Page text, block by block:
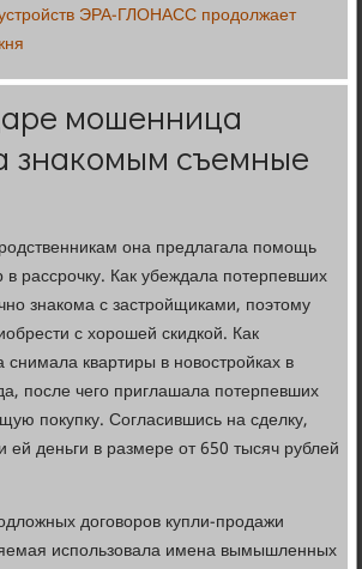
ЭРА-ГЛОНАСС продолжает
мошенница
знакомым съемные
она предлагала помощь
в рассрочку. Как убеждала потерпевших
знакома с застройщиками, поэтому
с хорошей скидкой. Как
квартиры в новостройках в
после чего приглашала потерпевших
покупку. Согласившись на сделку,
ей деньги в размере от 650 тысяч рублей
договоров купли-продажи
использовала имена вымышленных